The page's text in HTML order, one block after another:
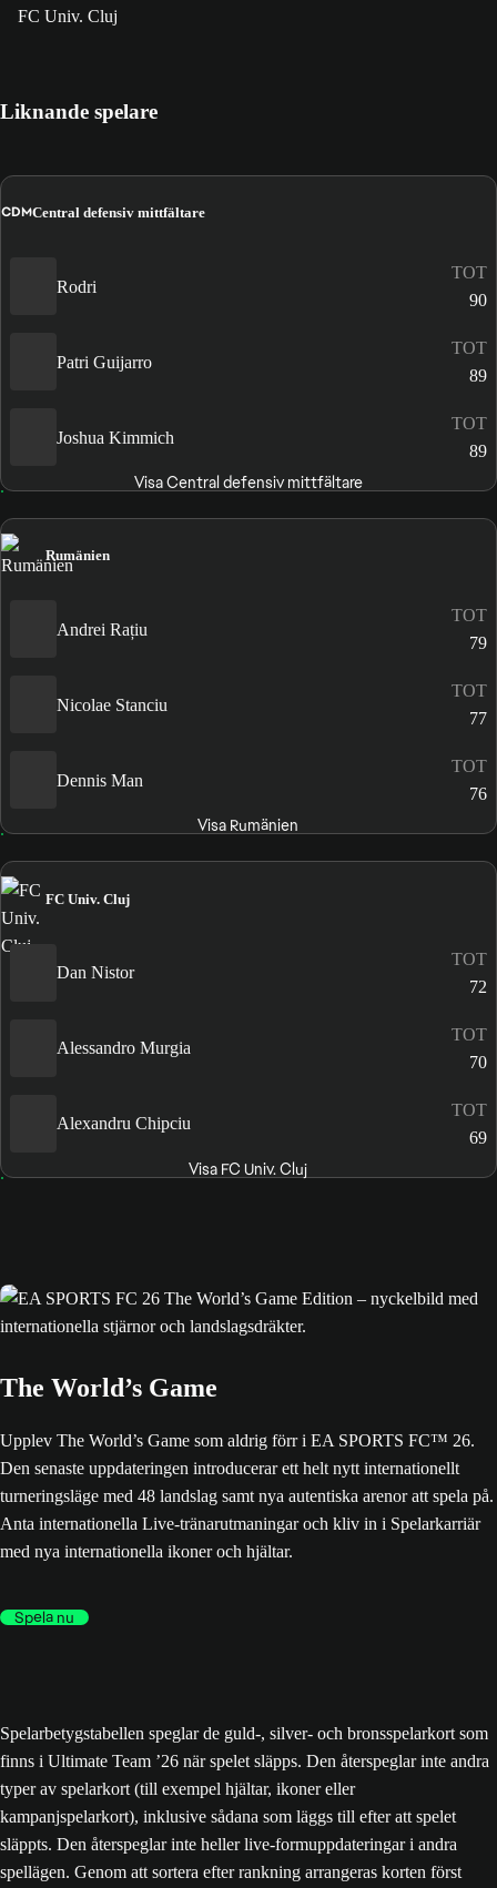
FC Univ. Cluj
Liknande spelare
CDMCentral defensiv mittfältare
Rodri
TOT
90
Patri Guijarro
TOT
89
Joshua Kimmich
TOT
89
Visa Central defensiv mittfältare
Rumänien
Andrei Rațiu
TOT
79
Nicolae Stanciu
TOT
77
Dennis Man
TOT
76
Visa Rumänien
FC Univ. Cluj
Dan Nistor
TOT
72
Alessandro Murgia
TOT
70
Alexandru Chipciu
TOT
69
Visa FC Univ. Cluj
The World’s Game
Upplev The World’s Game som aldrig förr i EA SPORTS FC™ 26.
Den senaste uppdateringen introducerar ett helt nytt internationellt
turneringsläge med 48 landslag samt nya autentiska arenor att spela på.
Anta internationella Live-tränarutmaningar och kliv in i Spelarkarriär
med nya internationella ikoner och hjältar.
Spela nu
Spelarbetygstabellen speglar de guld-, silver- och bronsspelarkort som
finns i Ultimate Team ’26 när spelet släpps. Den återspeglar inte andra
typer av spelarkort (till exempel hjältar, ikoner eller
kampanjspelarkort), inklusive sådana som läggs till efter att spelet
släppts. Den återspeglar inte heller live-formuppdateringar i andra
spellägen. Genom att sortera efter rankning arrangeras korten först